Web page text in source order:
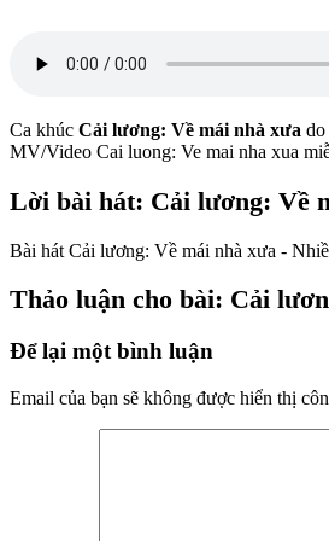
Ca khúc Cải lương: Về mái nhà xưa do
MV/Video Cai luong: Ve mai nha xua
Lời bài hát: Cải lương: Về
Bài hát Cải lương: Về mái nhà xưa -
Thảo luận cho bài: Cải
Để lại một bình luận
Email của bạn sẽ không được hiển thị